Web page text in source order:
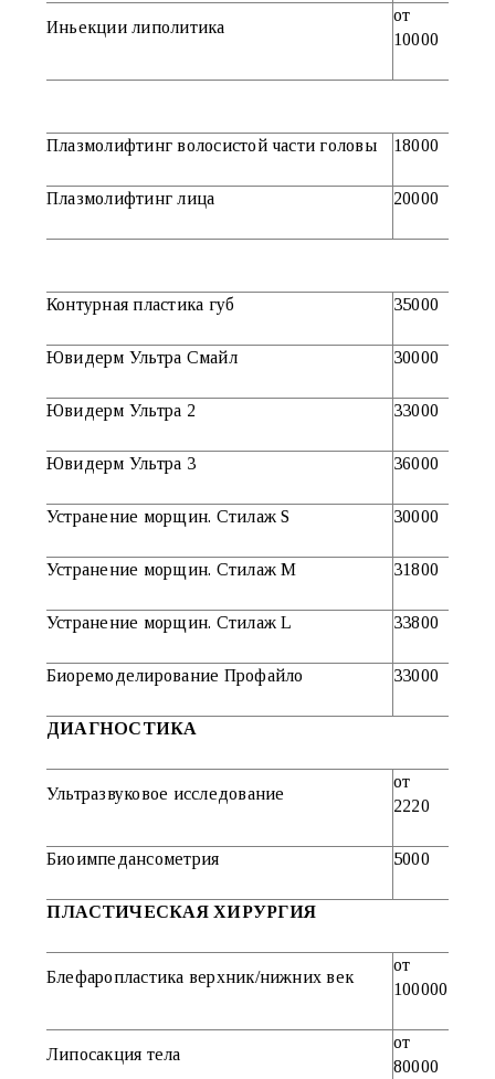
Иньекции липолитика
от
10000
Плазмолифтинг волосистой части головы 18000
Плазмолифтинг лица 20000
Контурная пластика губ 35000
Ювидерм Ультра Смайл 30000
Ювидерм Ультра 2 33000
Ювидерм Ультра 3 36000
Устранение морщин. Стилаж S 30000
Устранение морщин. Стилаж M 31800
Устранение морщин. Стилаж L 33800
Биоремоделирование Профайло 33000
ДИАГНОСТИКА
Ультразвуковое исследование
от
2220
Биоимпедансометрия 5000
ПЛАСТИЧЕСКАЯ ХИРУРГИЯ
Блефаропластика верхник/нижних век
от
100000
Липосакция тела
от
80000